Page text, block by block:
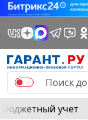
Бюджетный учет